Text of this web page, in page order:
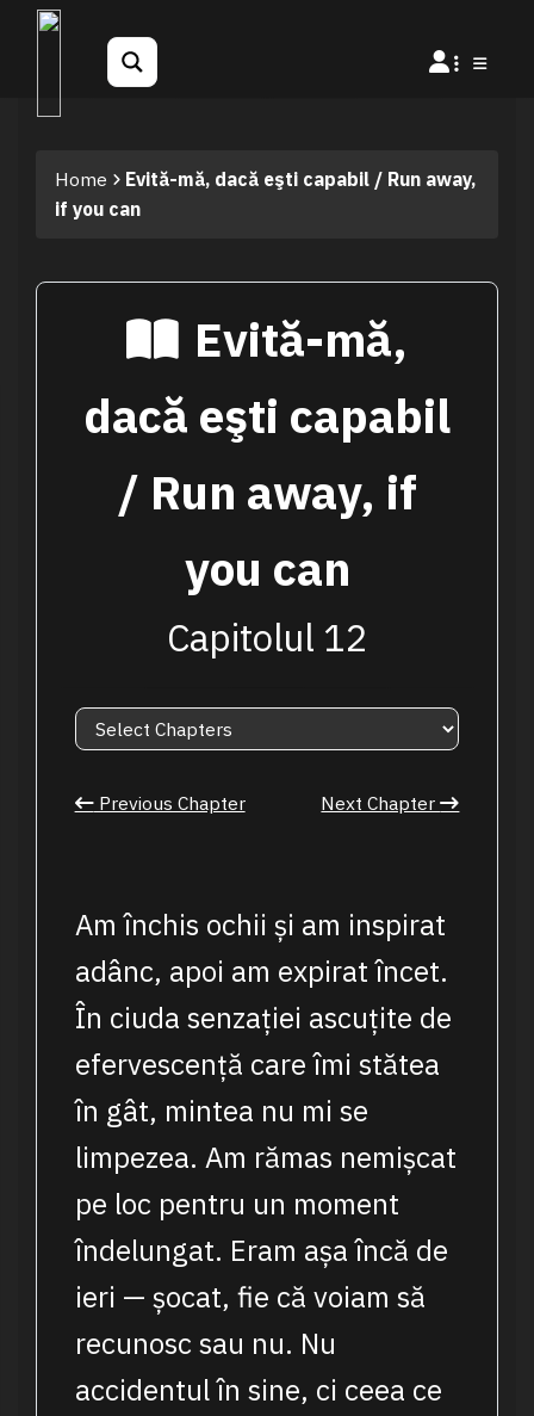
Home
Evită-mă, dacă eşti capabil / Run away,
if you can
Evită-mă,
dacă eşti capabil
/ Run away, if
you can
Capitolul 12
Previous Chapter Next Chapter
Am închis ochii și am inspirat
adânc, apoi am expirat încet.
În ciuda senzației ascuțite de
efervescență care îmi stătea
în gât, mintea nu mi se
limpezea. Am rămas nemișcat
pe loc pentru un moment
îndelungat. Eram așa încă de
ieri — șocat, fie că voiam să
recunosc sau nu. Nu
accidentul în sine, ci ceea ce